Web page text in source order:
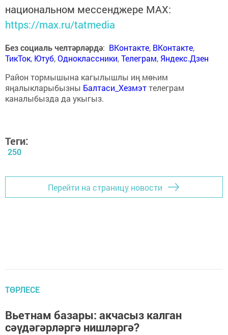
национальном мессенджере MАХ:
https://max.ru/tatmedia
Без социаль челтәрләрдә: ВКонтакте, ВКонтакте,
ТикТок, Ютуб,Одноклассники,Телеграм, Яндекс.Дзен
Район тормышына кагылышлы иң мөһим
яңалыкларыбызны Балтаси_Хезмэттелеграм
каналыбызда да укыгыз.
Теги:
250
Перейти на страницу новости
ТӨРЛЕСЕ
Вьетнам базары: акчасыз калган
сәүдәгәрләргә нишләргә?